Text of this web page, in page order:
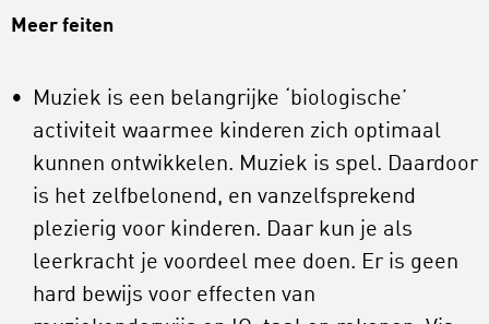
Meer feiten
Muziek is een belangrijke ‘biologische’
activiteit waarmee kinderen zich optimaal
kunnen ontwikkelen. Muziek is spel. Daardoor
is het zelfbelonend, en vanzelfsprekend
plezierig voor kinderen. Daar kun je als
leerkracht je voordeel mee doen. Er is geen
hard bewijs voor effecten van